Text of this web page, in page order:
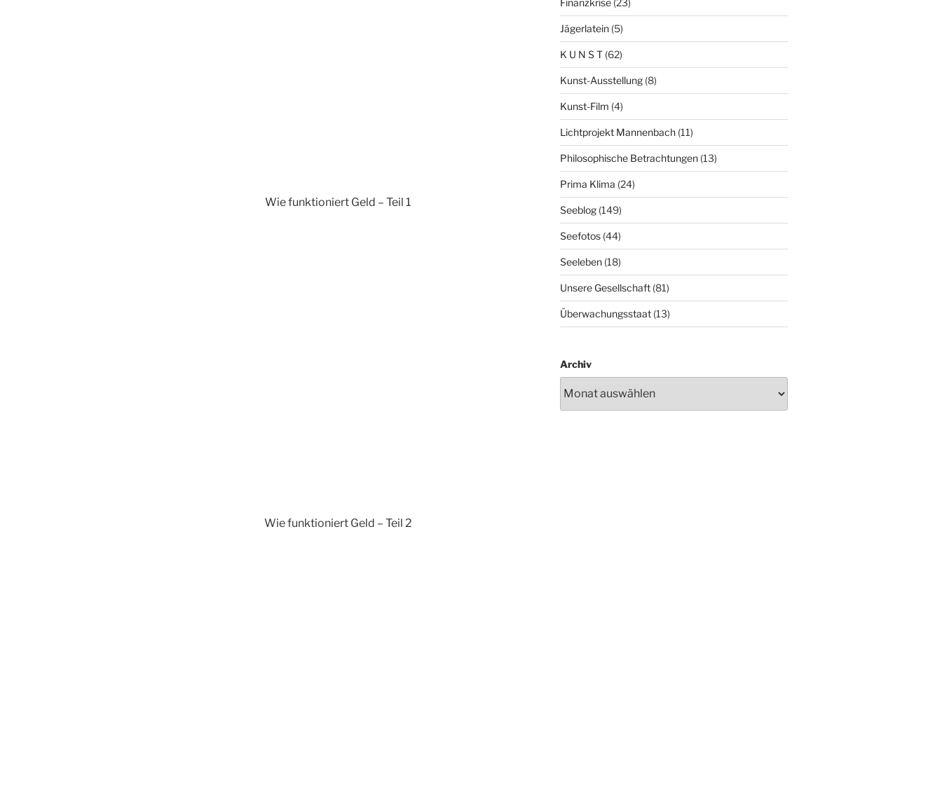
Wie funktioniert Geld – Teil 1
Wie funktioniert Geld – Teil 2
Jägerlatein(5)
K U N S T(62)
Kunst-Ausstellung(8)
Kunst-Film (4)
Lichtprojekt Mannenbach(11)
Philosophische Betrachtungen(13)
Prima Klima (24)
Seeblog(149)
Seefotos(44)
Seeleben(18)
Unsere Gesellschaft(81)
Überwachungsstaat(13)
Archiv